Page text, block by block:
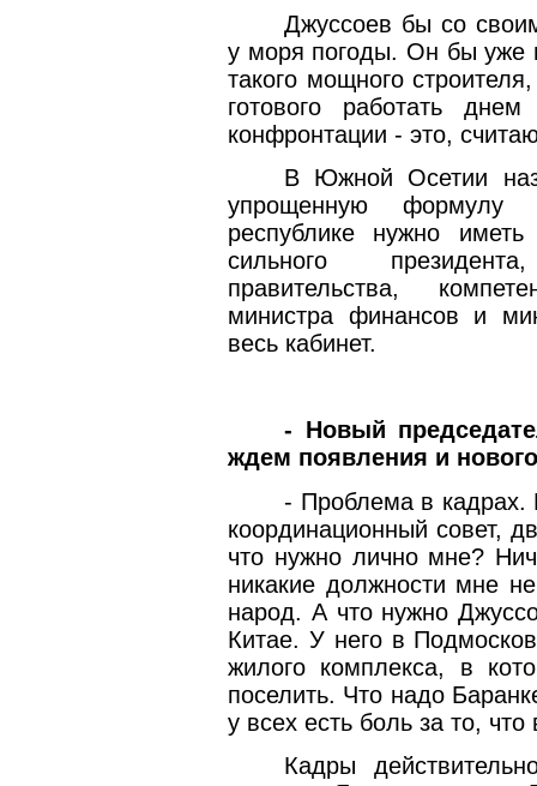
Джуссоев бы со
у моря погоды. Он бы уже
такого мощного
готового работать
конфронтации - это,
В Южной Осетии
упрощенную формулу
республике нужно
сильного
правительства,
министра финансов и
весь кабинет.
- Новый
ждем появления и
- Проблема в
координационный совет,
что нужно лично мне?
никакие должности мне
народ. А что нужно
Китае. У него в
жилого комплекса, в
поселить. Что надо
у всех есть боль за то,
Кадры